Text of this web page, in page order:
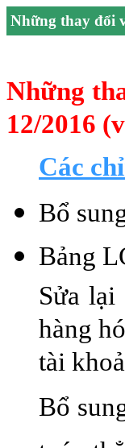
Những thay đổi
Những
12/2016
Các
Bổ
Bảng
Sửa
hàng
tài
Bổ